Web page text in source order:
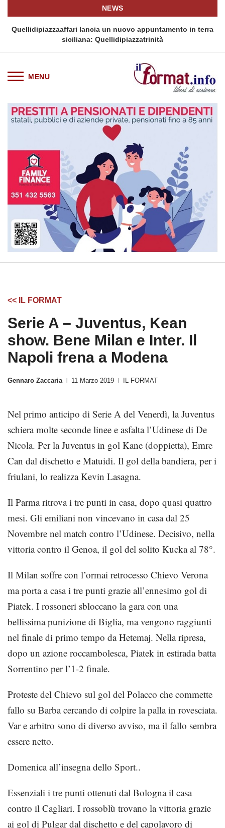
NEWS
Quellidipiazzaaffari lancia un nuovo appuntamento in terra
siciliana: Quellidipiazzatrinità
<< IL FORMAT
Serie A – Juventus, Kean
show. Bene Milan e Inter. Il
Napoli frena a Modena
Gennaro Zaccaria 11 Marzo 2019 IL FORMAT
Nel primo anticipo di Serie A del Venerdì, la Juventus
schiera molte seconde linee e asfalta l’Udinese di De
Nicola. Per la Juventus in gol Kane (doppietta), Emre
Can dal dischetto e Matuidi. Il gol della bandiera, per i
friulani, lo realizza Kevin Lasagna.
Il Parma ritrova i tre punti in casa, dopo quasi quattro
mesi. Gli emiliani non vincevano in casa dal 25
Novembre nel match contro l’Udinese. Decisivo, nella
vittoria contro il Genoa, il gol del solito Kucka al 78°.
Il Milan soffre con l’ormai retrocesso Chievo Verona
ma porta a casa i tre punti grazie all’ennesimo gol di
Piatek. I rossoneri sbloccano la gara con una
bellissima punizione di Biglia, ma vengono raggiunti
nel finale di primo tempo da Hetemaj. Nella ripresa,
dopo un azione roccambolesca, Piatek in estirada batta
Sorrentino per l’1-2 finale.
Proteste del Chievo sul gol del Polacco che commette
fallo su Barba cercando di colpire la palla in rovesciata.
Var e arbitro sono di diverso avviso, ma il fallo sembra
essere netto.
Domenica all’insegna dello Sport..
Essenziali i tre punti ottenuti dal Bologna il casa
contro il Cagliari. I rossoblù trovano la vittoria grazie
ai gol di Pulgar dal dischetto e del capolavoro di